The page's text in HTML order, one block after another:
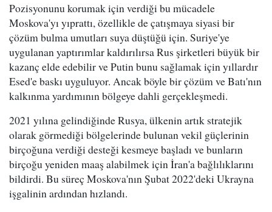
Pozisyonunu korumak için verdiği bu mücadele
Moskova'yı yıprattı, özellikle de çatışmaya siyasi bir
çözüm bulma umutları suya düştüğü için. Suriye'ye
uygulanan yaptırımlar kaldırılırsa Rus şirketleri büyük bir
kazanç elde edebilir ve Putin bunu sağlamak için yıllardır
Esed'e baskı uyguluyor. Ancak böyle bir çözüm ve Batı'nın
kalkınma yardımının bölgeye dahli gerçekleşmedi.
2021 yılına gelindiğinde Rusya, ülkenin artık stratejik
olarak görmediği bölgelerinde bulunan vekil güçlerinin
birçoğuna verdiği desteği kesmeye başladı ve bunların
birçoğu yeniden maaş alabilmek için İran'a bağlılıklarını
bildirdi. Bu süreç Moskova'nın Şubat 2022'deki Ukrayna
işgalinin ardından hızlandı.